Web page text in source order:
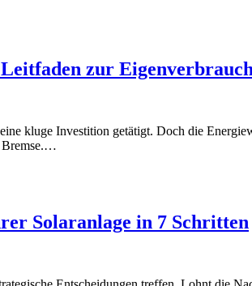
zur
kluge Investition getätigt. Doch die
Bremse.…
Solaranlage in 7 Schritten